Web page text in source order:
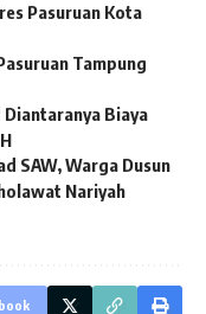
Pasuruan Kota
Tampung
Diantaranya Biaya
SAW, Warga Dusun
Nariyah